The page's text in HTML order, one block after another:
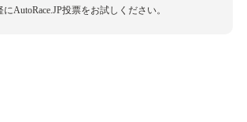
にAutoRace.JP投票をお試しください。